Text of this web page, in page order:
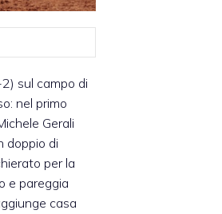
sul campo di
nel primo
Gerali
doppio di
per la
e pareggia
casa